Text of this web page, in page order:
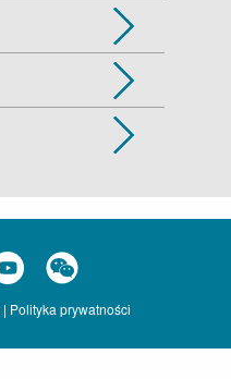
| Polityka prywatności